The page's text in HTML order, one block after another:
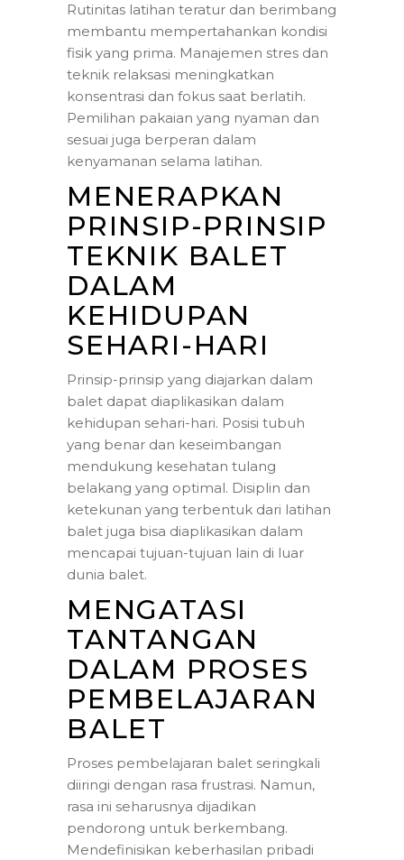
Rutinitas latihan teratur dan berimbang
membantu mempertahankan kondisi
fisik yang prima. Manajemen stres dan
teknik relaksasi meningkatkan
konsentrasi dan fokus saat berlatih.
Pemilihan pakaian yang nyaman dan
sesuai juga berperan dalam
kenyamanan selama latihan.
MENERAPKAN
PRINSIP-PRINSIP
TEKNIK BALET
DALAM
KEHIDUPAN
SEHARI-HARI
Prinsip-prinsip yang diajarkan dalam
balet dapat diaplikasikan dalam
kehidupan sehari-hari. Posisi tubuh
yang benar dan keseimbangan
mendukung kesehatan tulang
belakang yang optimal. Disiplin dan
ketekunan yang terbentuk dari latihan
balet juga bisa diaplikasikan dalam
mencapai tujuan-tujuan lain di luar
dunia balet.
MENGATASI
TANTANGAN
DALAM PROSES
PEMBELAJARAN
BALET
Proses pembelajaran balet seringkali
diiringi dengan rasa frustrasi. Namun,
rasa ini seharusnya dijadikan
pendorong untuk berkembang.
Mendefinisikan keberhasilan pribadi